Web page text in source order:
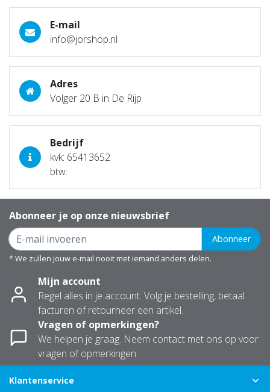
E-mail
info@jorshop.nl
Adres
Volger 20 B in De Rijp
Bedrijf
kvk: 65413652
btw:
Abonneer je op onze nieuwsbrief
Abonneer
* We zullen jouw e-mail nooit met iemand anders delen.
Mijn account
Regel alles in je account. Volg je bestelling, betaal
facturen of retourneer een artikel.
Vragen of opmerkingen?
We helpen je graag. Neem contact met ons op voor
vragen of opmerkingen.
Klantenservice